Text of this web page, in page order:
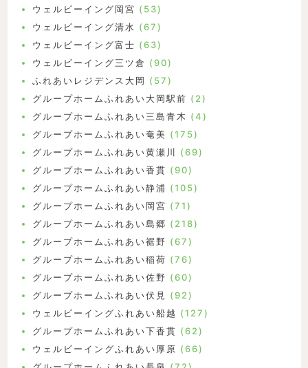
ウェルビーイング岡宮 (53)
ウェルビーイング清水 (67)
ウェルビーイング富士 (63)
ウェルビーイング三ツ倉 (90)
ふれあいレジデンス大岡 (57)
グループホームふれあい大岡駅前 (2)
グループホームふれあい三島青木 (4)
グループホームふれあい奄美 (175)
グループホームふれあい黄瀬川
(69)
グループホームふれあい香貫 (90)
グループホームふれあい静浦 (105)
グループホームふれあい岡宮 (71)
グループホームふれあい島郷 (218)
グループホームふれあい裾野 (67)
グループホームふれあい稲荷 (76)
グループホームふれあい佐野 (60)
グループホームふれあい伏見
(92)
ウェルビーイングふれあい船越 (127)
グループホームふれあい下香貫 (62)
ウェルビーイングふれあい厚原 (66)